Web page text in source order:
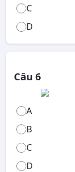
C
D
Câu 6
A
B
C
D